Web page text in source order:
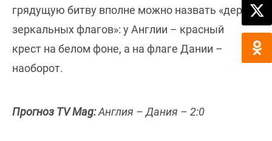
грядущую битву вполне можно назвать «дерби
зеркальных флагов»: у Англии – красный
крест на белом фоне, а на флаге Дании –
наоборот.
Прогноз TV Mag:Англия – Дания – 2:0